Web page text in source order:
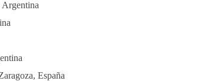
Argentina
España